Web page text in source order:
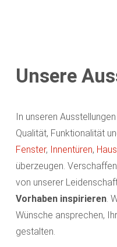
Unsere
In unseren
Qualität, Funktionalität
Fenster, Innentüren,
überzeugen.
von unserer
Vorhaben inspirieren.
Wünsche ansprechen,
gestalten.